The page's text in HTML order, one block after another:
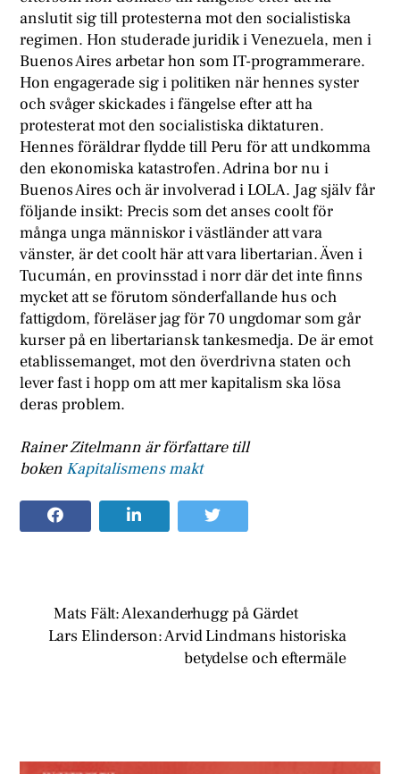
anslutit sig till protesterna mot den socialistiska
regimen. Hon studerade juridik i Venezuela, men i
Buenos Aires arbetar hon som IT-programmerare.
Hon engagerade sig i politiken när hennes syster
och svåger skickades i fängelse efter att ha
protesterat mot den socialistiska diktaturen.
Hennes föräldrar flydde till Peru för att undkomma
den ekonomiska katastrofen. Adrina bor nu i
Buenos Aires och är involverad i LOLA. Jag själv får
följande insikt: Precis som det anses coolt för
många unga människor i västländer att vara
vänster, är det coolt här att vara libertarian. Även i
Tucumán, en provinsstad i norr där det inte finns
mycket att se förutom sönderfallande hus och
fattigdom, föreläser jag för 70 ungdomar som går
kurser på en libertariansk tankesmedja. De är emot
etablissemanget, mot den överdrivna staten och
lever fast i hopp om att mer kapitalism ska lösa
deras problem.
Rainer Zitelmann är författare till
boken Kapitalismens makt
Mats Fält: Alexanderhugg på Gärdet
Lars Elinderson: Arvid Lindmans historiska
betydelse och eftermäle